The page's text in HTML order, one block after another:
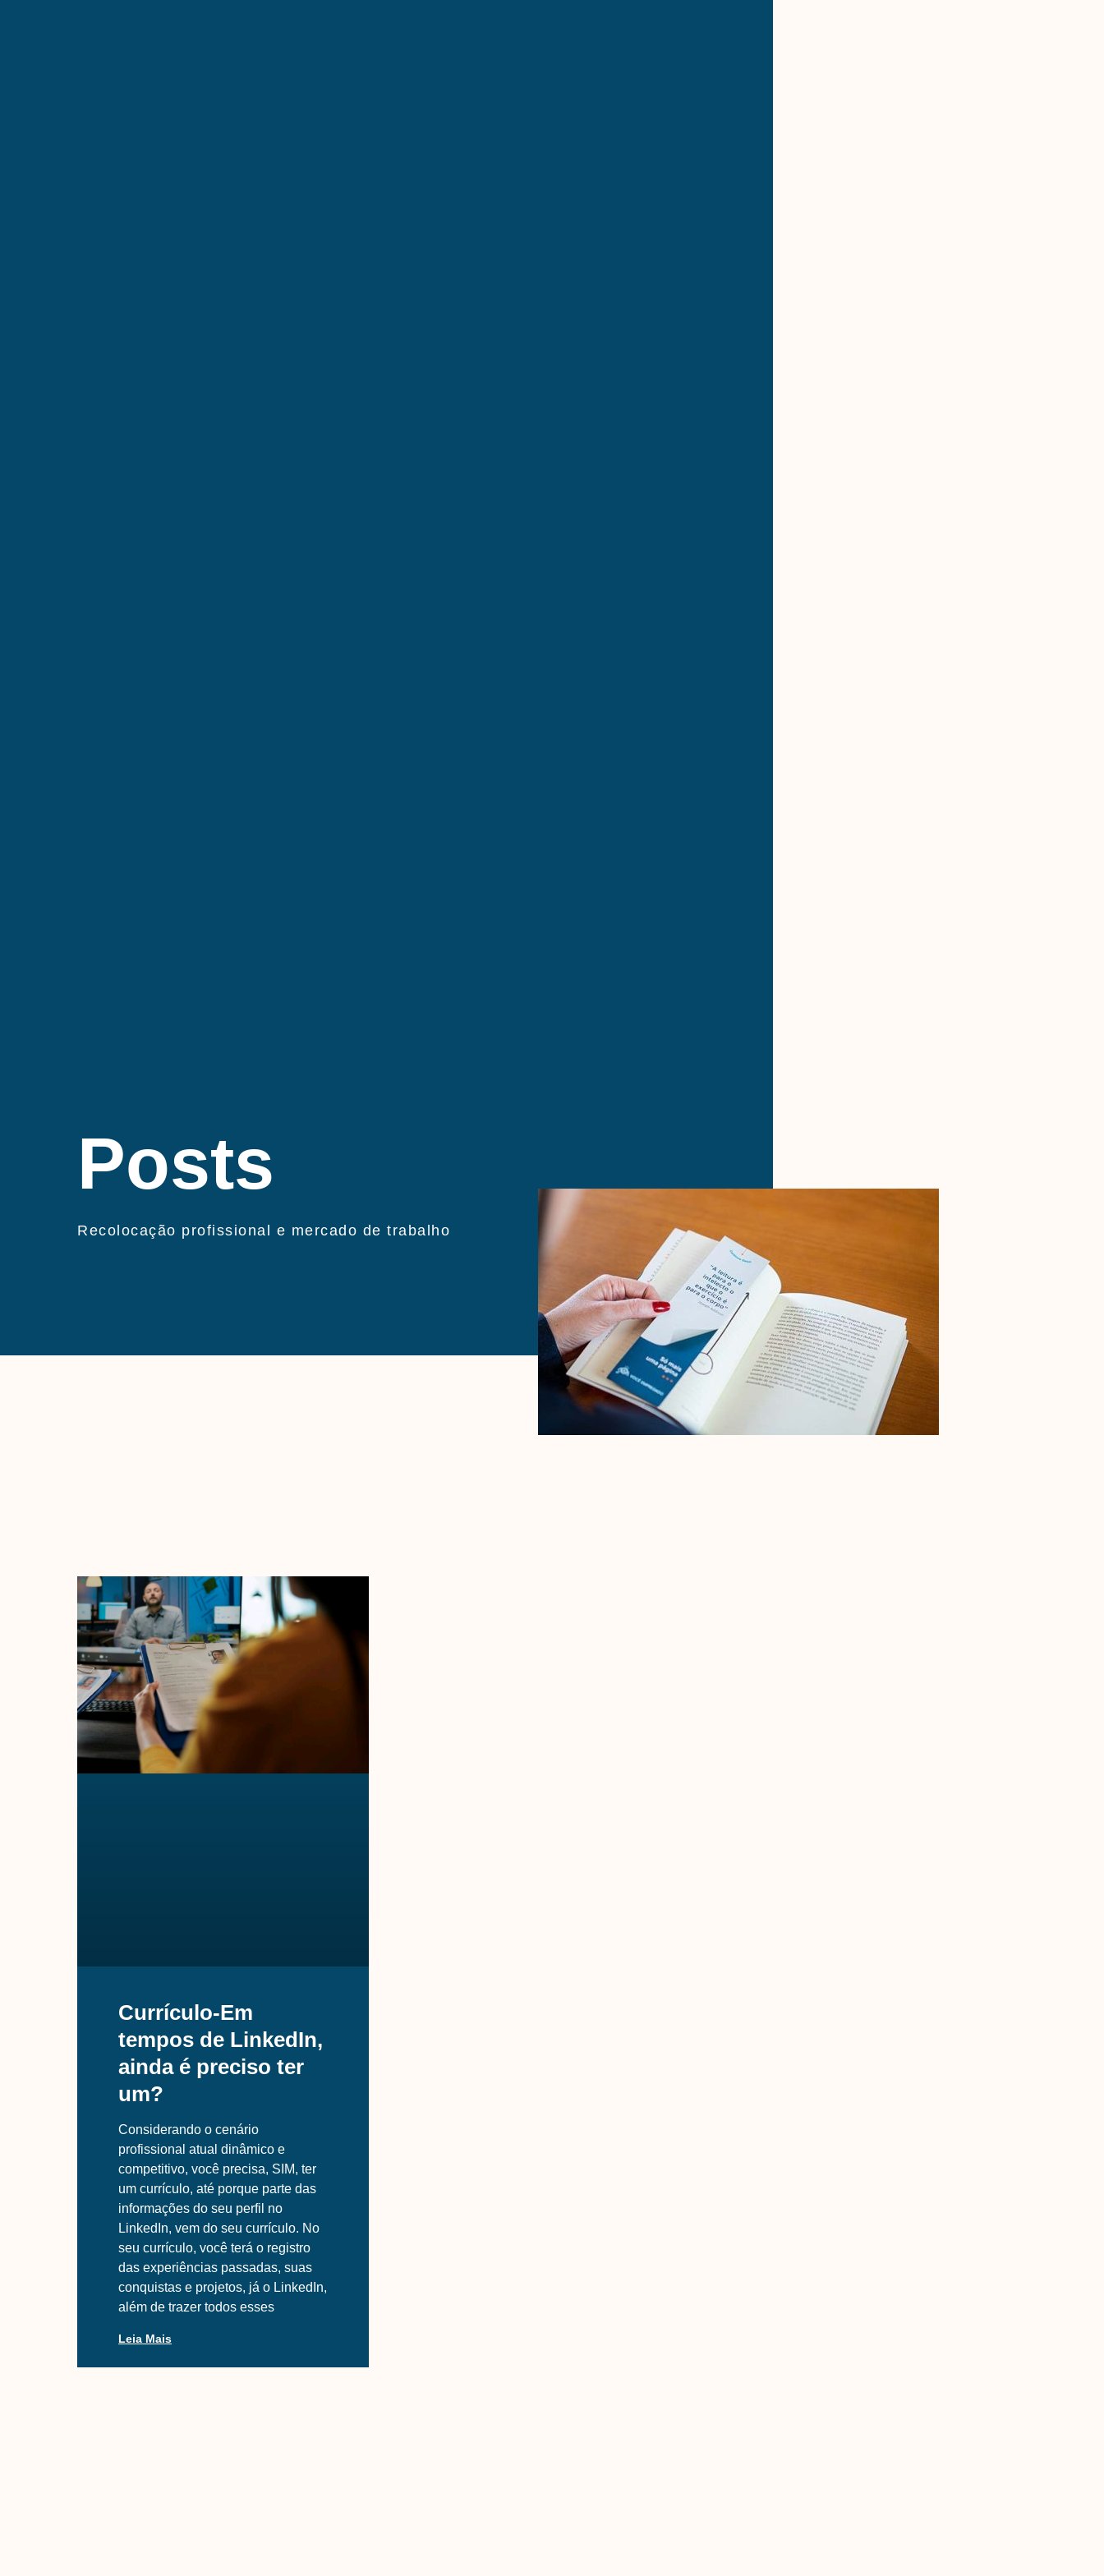
Posts
Recolocação profissional e mercado de trabalho
Currículo-Em
tempos de LinkedIn,
ainda é preciso ter
um?
Considerando o cenário
profissional atual dinâmico e
competitivo, você precisa, SIM, ter
um currículo, até porque parte das
informações do seu perfil no
LinkedIn, vem do seu currículo. No
seu currículo, você terá o registro
das experiências passadas, suas
conquistas e projetos, já o LinkedIn,
além de trazer todos esses
Leia Mais